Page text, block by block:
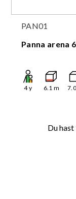
PAN01
Panna arena
4y 6.1 m
Du hast